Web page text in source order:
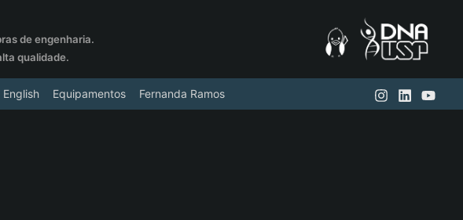
de engenharia.
qualidade.
English Equipamentos Fernanda Ramos